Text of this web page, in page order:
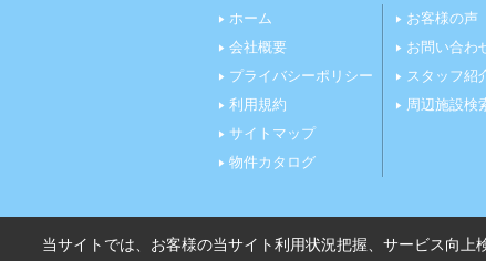
ホーム
会社概要
プライバシーポリシー
利用規約
サイトマップ
物件カタログ
お客様の声
お問い合わ
スタッフ紹
周辺施設検
当サイトでは、お客様の当サイト利用状況把握、サービス向